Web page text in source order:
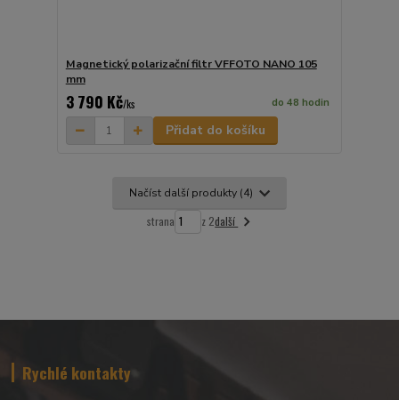
Magnetický polarizační filtr VFFOTO NANO 105
mm
3 790 Kč/ks do 48 hodin
Přidat do košíku
Načíst další produkty (4)
strana z 2další
Rychlé kontakty